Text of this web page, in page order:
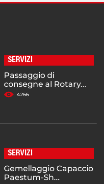
SERVIZI
Passaggio di
consegne al Rotary...
4266
SERVIZI
Gemellaggio Capaccio
Paestum-Sh...